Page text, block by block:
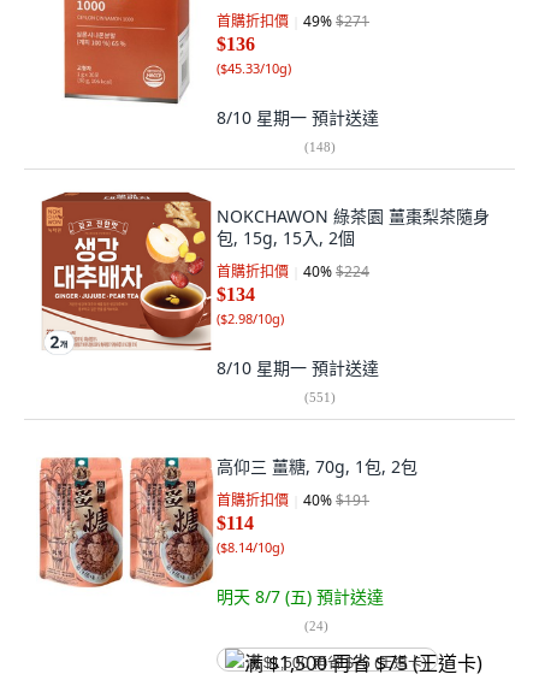
首購折扣價 49%$271
$136
($45.33/10g)
8/10 星期一 預計送達
(148)
NOKCHAWON 綠茶園 薑棗梨茶隨身
包, 15g, 15入, 2個
首購折扣價 40%$224
$134
($2.98/10g)
8/10 星期一 預計送達
(551)
高仰三 薑糖, 70g, 1包, 2包
首購折扣價 40%$191
$114
($8.14/10g)
明天 8/7 (五) 預計送達
(24)
满 $1,500 再省 $75 (王道卡)